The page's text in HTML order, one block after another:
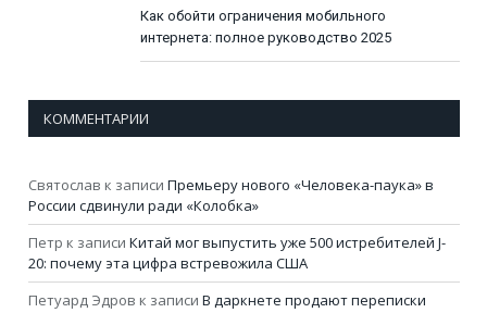
Как обойти ограничения мобильного
интернета: полное руководство 2025
КОММЕНТАРИИ
Святослав к записи Премьеру нового «Человека-паука» в
России сдвинули ради «Колобка»
Петр к записи Китай мог выпустить уже 500 истребителей J-
20: почему эта цифра встревожила США
Петуард Эдров к записи В даркнете продают переписки